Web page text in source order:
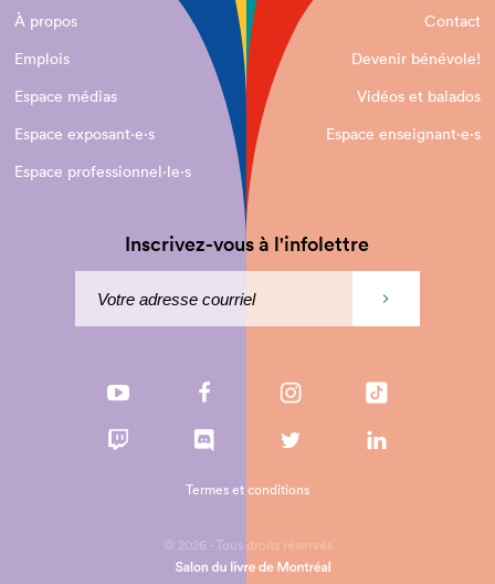
À propos
Contact
Emplois
Devenir bénévole!
Espace médias
Vidéos et balados
Espace exposant·e⋅s
Espace enseignant·e⋅s
Espace professionnel·le⋅s
Inscrivez-vous à l'infolettre
© 2026 - Tous droits réservés
Termes et conditions